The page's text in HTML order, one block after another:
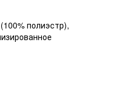
полиэстр),